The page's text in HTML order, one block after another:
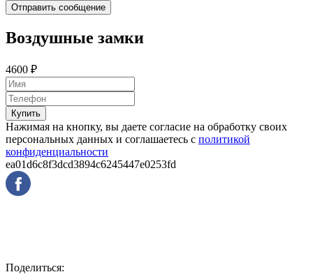
Отправить сообщение
Воздушные замки
4600 ₽
Купить
Нажимая на кнопку, вы даете согласие на обработку своих
персональных данных и соглашаетесь с политикой
конфиденциальности
ea01d6c8f3dcd3894c6245447e0253fd
Поделиться: